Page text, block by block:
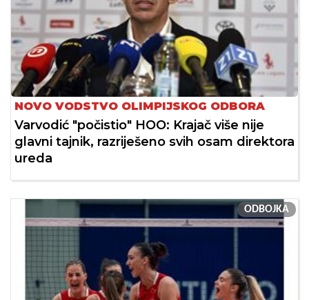
NOVO VODSTVO OLIMPIJSKOG ODBORA
Varvodić "počistio" HOO: Krajač više nije
glavni tajnik, razriješeno svih osam direktora
ureda
ODBOJKA